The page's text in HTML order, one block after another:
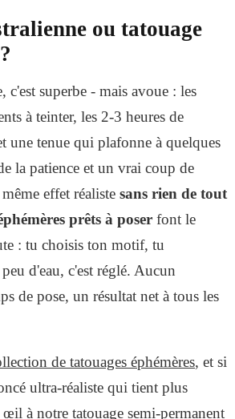
ou tatouage
c'est superbe - mais avoue : les
à teinter, les 2-3 heures de
une tenue qui plafonne à quelques
la patience et un vrai coup de
effet réaliste sans rien de tout
prêts à poser font le
: tu choisis ton motif, tu
d'eau, c'est réglé. Aucun
de pose, un résultat net à tous les
de tatouages éphémères, et si
ultra-réaliste qui tient plus
œil à notre tatouage semi-permanent